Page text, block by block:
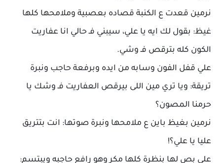
نرمين قعدت ع الكنبة قصاده بعصبية وملامحها كلها
غيظ: بقول لك ايه يا علي، سيبني فـ حالي انا عفاريت
الكون كله بترقص فـ وشي.
علي قفل الفون وسابه من ايده وبرفعة حاجب ونبرة
تريقة: ويا تري مين اللى بيرقص العفاريت فـ وشك يا
حرمنا المصون؟
نرمين بغيظ باين ع ملامحها ونبرة صوتها: انت بتتريق
عليا يا علي؟!
علي بص لها بنظرة كلها مكر وهو رافع حاجبه ويبتسم: